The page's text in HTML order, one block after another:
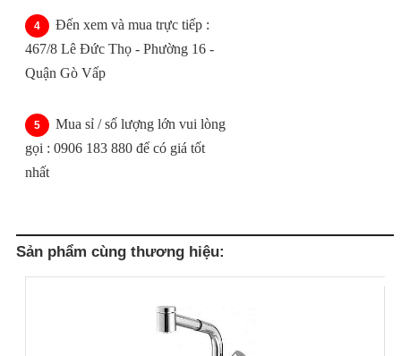
Đến xem và mua trực tiếp :
467/8 Lê Đức Thọ - Phường 16 -
Quận Gò Vấp
Mua sỉ / số lượng lớn vui lòng
gọi : 0906 183 880 để có giá tốt
nhất
Sản phẩm cùng thương hiệu: